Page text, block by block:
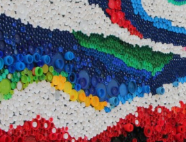
Ce site
questions,
Vous avez